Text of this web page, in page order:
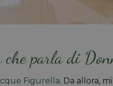
parla di
Figurella. Da allora,